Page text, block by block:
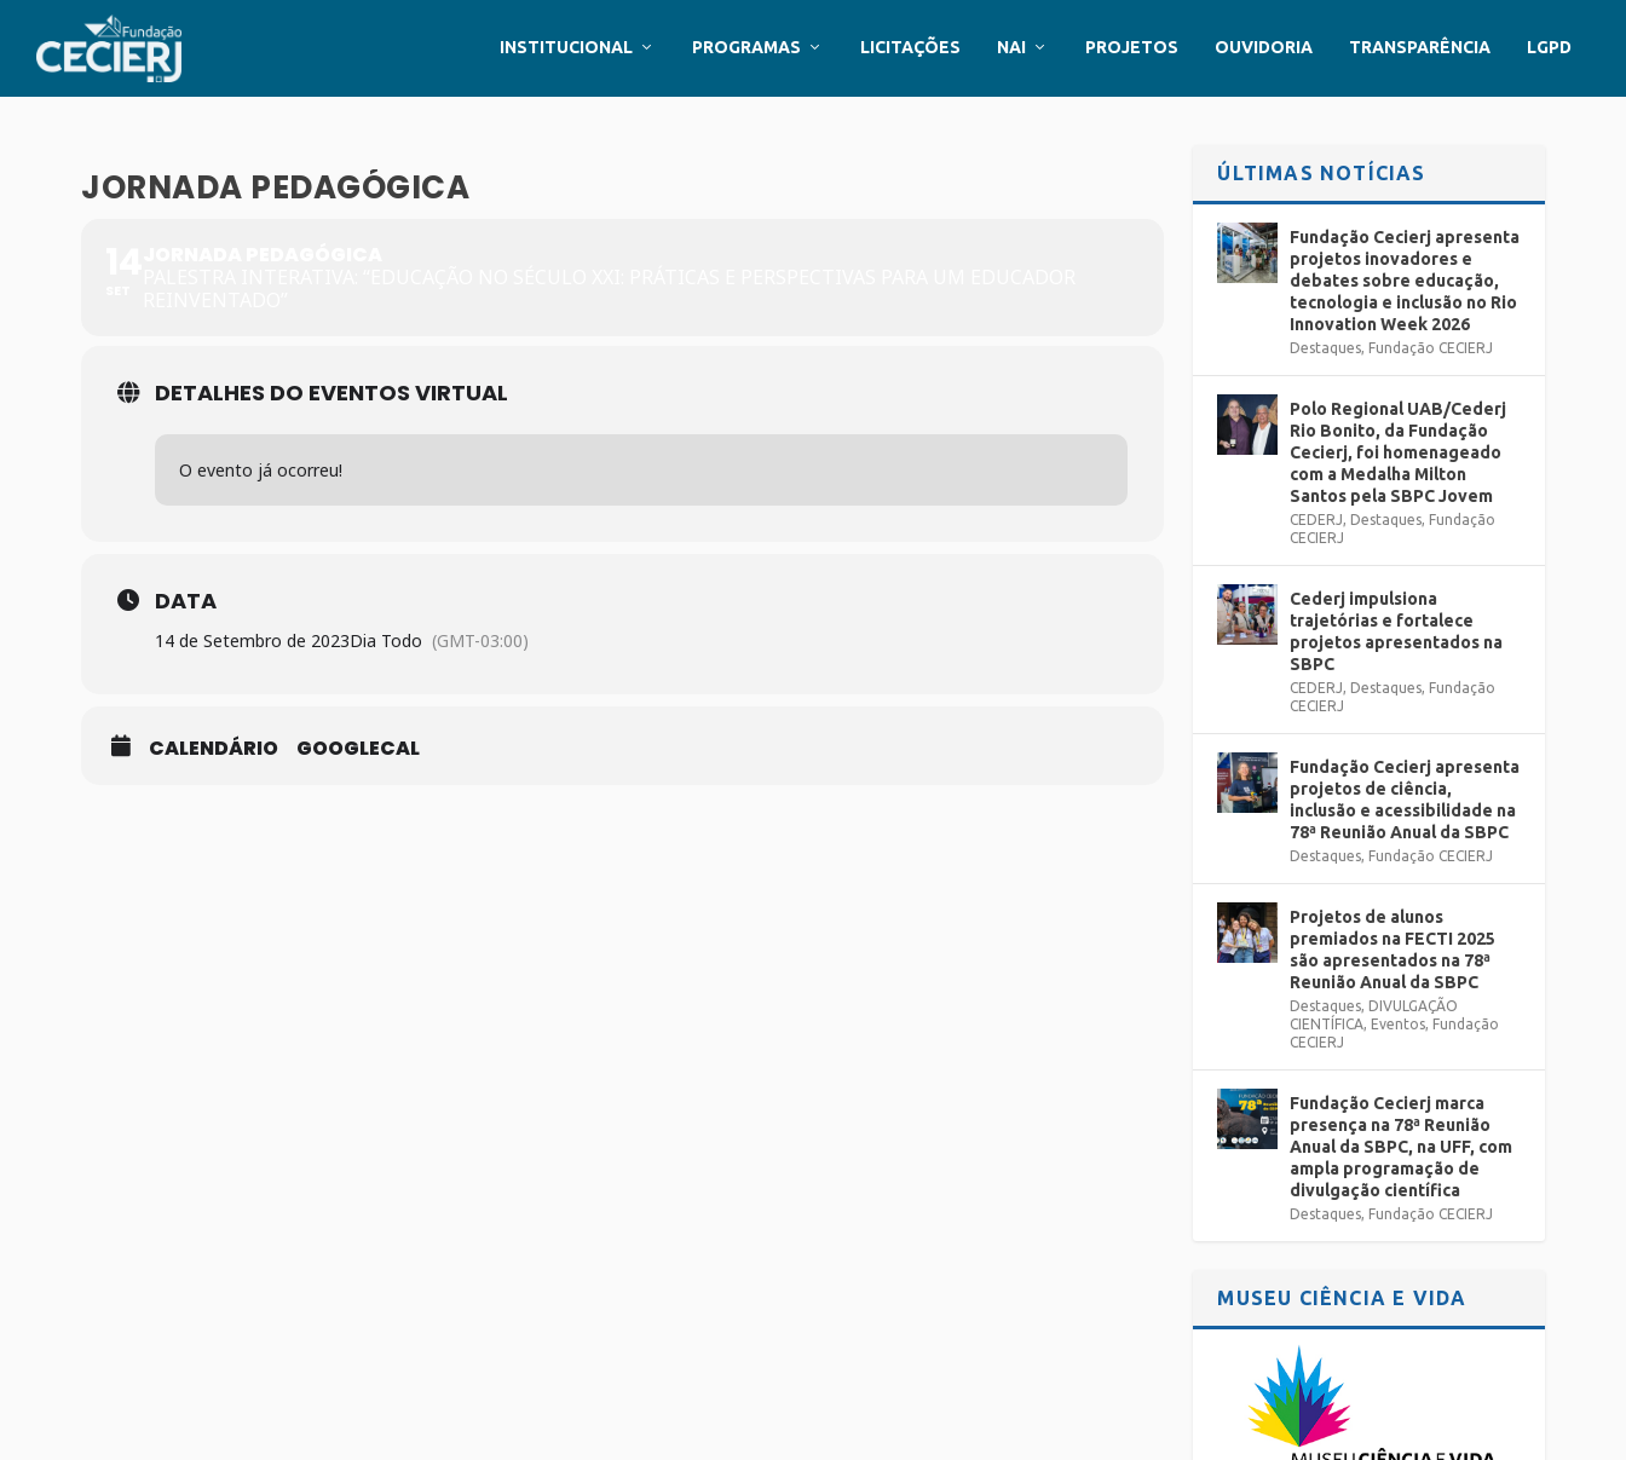
INSTITUCIONAL PROGRAMAS LICITAÇÕES NAI PROJETOS OUVIDORIA TRANSPARÊNCIA LGPD
JORNADA PEDAGÓGICA
DETALHES DO EVENTOS VIRTUAL
O evento já ocorreu!
DATA
14 de Setembro de 2023Dia Todo (GMT-03:00)
CALENDÁRIO GOOGLECAL
ÚLTIMAS NOTÍCIAS
Fundação Cecierj apresenta
projetos inovadores e
debates sobre educação,
tecnologia e inclusão no Rio
Innovation Week 2026
Destaques, Fundação CECIERJ
Polo Regional UAB/Cederj
Rio Bonito, da Fundação
Cecierj, foi homenageado
com a Medalha Milton
Santos pela SBPC Jovem
CEDERJ, Destaques, Fundação
CECIERJ
Cederj impulsiona
trajetórias e fortalece
projetos apresentados na
SBPC
CEDERJ, Destaques, Fundação
CECIERJ
Fundação Cecierj apresenta
projetos de ciência,
inclusão e acessibilidade na
78ª Reunião Anual da SBPC
Destaques, Fundação CECIERJ
Projetos de alunos
premiados na FECTI 2025
são apresentados na 78ª
Reunião Anual da SBPC
Destaques, DIVULGAÇÃO
CIENTÍFICA, Eventos, Fundação
CECIERJ
Fundação Cecierj marca
presença na 78ª Reunião
Anual da SBPC, na UFF, com
ampla programação de
divulgação científica
Destaques, Fundação CECIERJ
MUSEU CIÊNCIA E VIDA